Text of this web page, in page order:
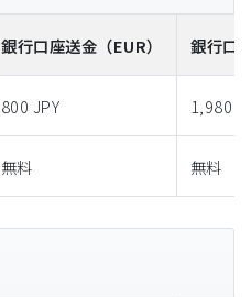
銀行口座送金 （EUR） 銀行口
800 JPY 1,980
無料 無料